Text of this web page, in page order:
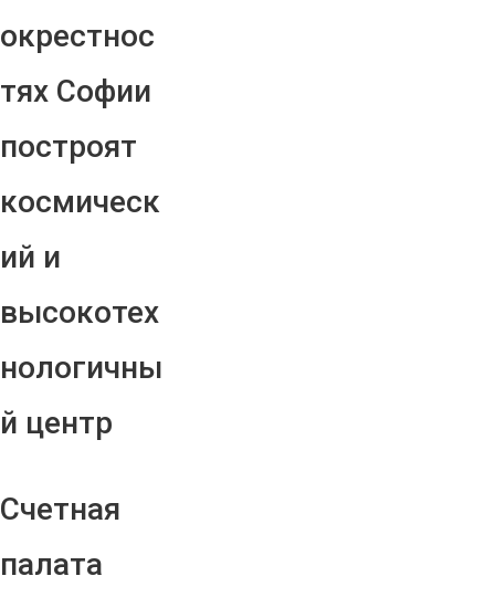
окрестнос
тях Софии
построят
космическ
ий и
высокотех
нологичны
й центр
Счетная
палата